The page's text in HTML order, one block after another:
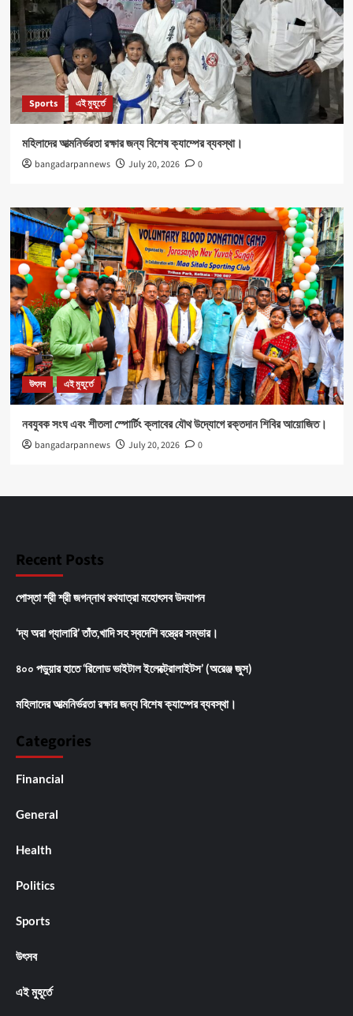
Sports এই মুহূর্তে
মহিলাদের আত্মনির্ভরতা রক্ষার জন্য বিশেষ ক্যাম্পের ব্যবস্থা।
bangadarpannews July 20, 2026 0
উৎসব এই মুহূর্তে
নবযুবক সংঘ এবং শীতলা স্পোর্টিং ক্লাবের যৌথ উদ্যোগে রক্তদান শিবির আয়োজিত।
bangadarpannews July 20, 2026 0
Recent Posts
পোস্তা শ্রী শ্রী জগন্নাথ রথযাত্রা মহোৎসব উদযাপন
‘দ্য অরা গ্যালারি’ তাঁত,খাদি সহ স্বদেশি বস্ত্রের সম্ভার।
৪০০ পড়ুয়ার হাতে ‘রিলোড ভাইটাল ইলেক্ট্রোলাইটস’ (অরেঞ্জ জুস)
মহিলাদের আত্মনির্ভরতা রক্ষার জন্য বিশেষ ক্যাম্পের ব্যবস্থা।
Categories
Financial
General
Health
Politics
Sports
উৎসব
এই মুহূর্তে